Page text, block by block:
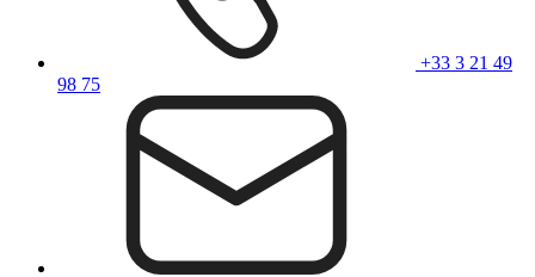
+33 3 21 49
98 75